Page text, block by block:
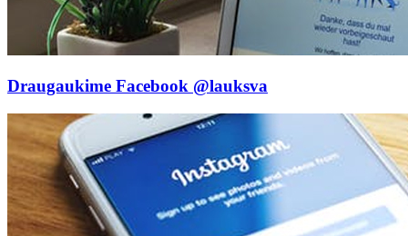
Draugaukime Facebook @lauksva